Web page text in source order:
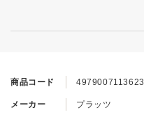
商品コード 4979007113623
メーカー プラッツ